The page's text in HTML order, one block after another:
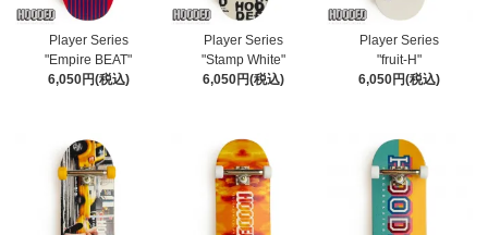
Player Series
"Empire BEAT"
6,050円(税込)
Player Series
"Stamp White"
6,050円(税込)
Player Series
"fruit-H"
6,050円(税込)